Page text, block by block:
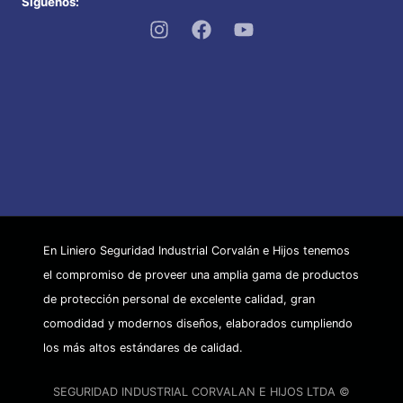
En Liniero Seguridad Industrial Corvalán e Hijos tenemos
el compromiso de proveer una amplia gama de productos
de protección personal de excelente calidad, gran
comodidad y modernos diseños, elaborados cumpliendo
los más altos estándares de calidad.
SEGURIDAD INDUSTRIAL CORVALAN E HIJOS LTDA ©